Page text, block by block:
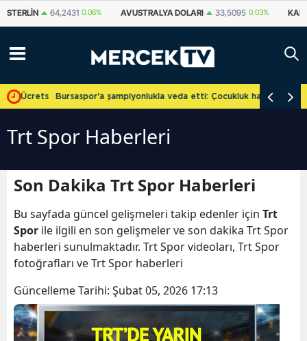
STERLIN 64,2431 0.06% AVUSTRALYA DOLARI 33,5095 0.03%
ÜcretsizBursaspor'a şampiyonlukla veda etti: Çocukluk hayalini
Trt Spor Haberleri
Son Dakika Trt Spor Haberleri
Bu sayfada güncel gelişmeleri takip edenler için Trt
Spor ile ilgili en son gelişmeler ve son dakika Trt Spor
haberleri sunulmaktadır. Trt Spor videoları, Trt Spor
fotoğrafları ve Trt Spor haberleri
Güncelleme Tarihi: Şubat 05, 2026 17:13